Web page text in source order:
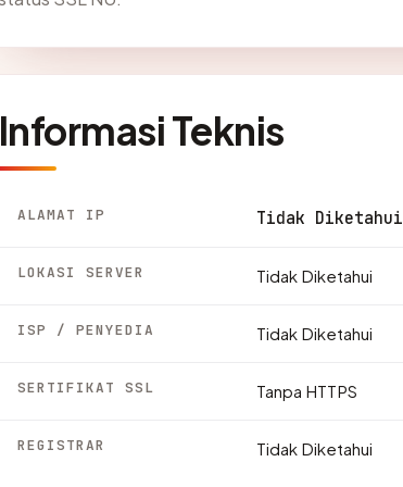
Informasi Teknis
ALAMAT IP Tidak Diketahui
LOKASI SERVER Tidak Diketahui
ISP / PENYEDIA Tidak Diketahui
SERTIFIKAT SSL Tanpa HTTPS
REGISTRAR Tidak Diketahui